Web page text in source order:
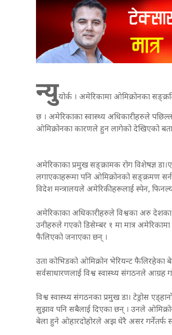
न्युयोर्क । अमेरिकामा ओमिक्रोनका
छ । अमेरिकाका स्वास्थ्य अधिकारीहरुले
ओमिक्रोनका कारणले हुन लागेको देखिएको
अमेरिकाका प्रमुख सङ्क्रामक रोग विशेषज्ञ
लगाएकाहरूमा पनि ओमिक्रोनको सङ्क्रमण
विदेश मन्त्रालयले अमेरिकीहरूलाई स्पेन,
अमेरिकाका अधिकारीहरुले विश्वका अरु
उनीहरुले गएको डिसेम्बर १ मा मात्र
फैलिएको जनाएका छन् ।
उता कोभिडको ओमिक्रोन भेरियन्ट फैलिरहेका
सर्वसाधारणलाई विश्व स्वास्थ्य संगठनले आग्रह
विश्व स्वास्थ्य संगठनका प्रमुख डा। टेड्रोस
सुझाव पनि सबैलाई दिएका छन् । उनले
बेला हुने ओहारदोहोरले अझ धेरै असर गर्नेतर्फ